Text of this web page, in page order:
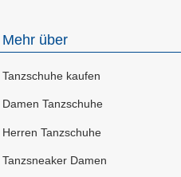
Mehr über
Tanzschuhe kaufen
Damen Tanzschuhe
Herren Tanzschuhe
Tanzsneaker Damen